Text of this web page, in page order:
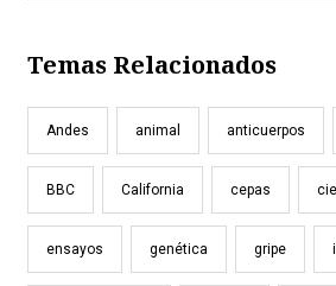
Temas Relacionados
Andes animal anticuerpos
BBC California cepas
ensayos genética gripe